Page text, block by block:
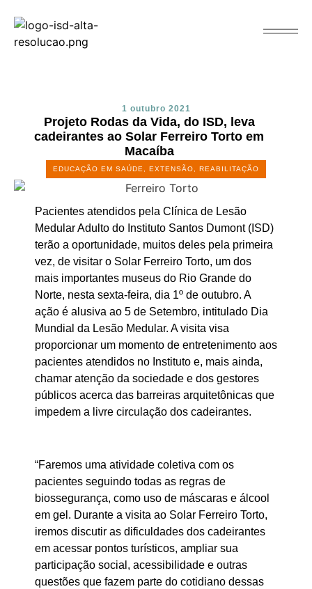
1 outubro 2021
Projeto Rodas da Vida, do ISD, leva
cadeirantes ao Solar Ferreiro Torto em
Macaíba
EDUCAÇÃO EM SAÚDE EXTENSÃO REABILITAÇÃO
Pacientes atendidos pela Clínica de Lesão
Medular Adulto do Instituto Santos Dumont (ISD)
terão a oportunidade, muitos deles pela primeira
vez, de visitar o Solar Ferreiro Torto, um dos
mais importantes museus do Rio Grande do
Norte, nesta sexta-feira, dia 1º de outubro. A
ação é alusiva ao 5 de Setembro, intitulado Dia
Mundial da Lesão Medular. A visita visa
proporcionar um momento de entretenimento aos
pacientes atendidos no Instituto e, mais ainda,
chamar atenção da sociedade e dos gestores
públicos acerca das barreiras arquitetônicas que
impedem a livre circulação dos cadeirantes.
“Faremos uma atividade coletiva com os
pacientes seguindo todas as regras de
biossegurança, como uso de máscaras e álcool
em gel. Durante a visita ao Solar Ferreiro Torto,
iremos discutir as dificuldades dos cadeirantes
em acessar pontos turísticos, ampliar sua
participação social, acessibilidade e outras
questões que fazem parte do cotidiano dessas